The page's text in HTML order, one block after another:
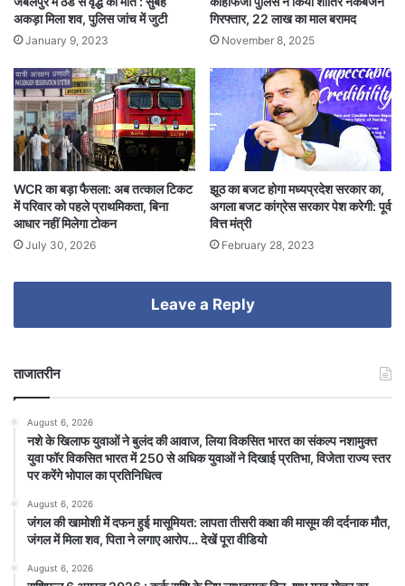
अकड़ा मिला शव, पुलिस जांच में जुटी
January 9, 2023
गिरफ्तार, 22 लाख का माल बरामद
November 8, 2025
WCR का बड़ा फैसला: अब तत्काल टिकट
में परिवार को पहले प्राथमिकता, बिना
आधार नहीं मिलेगा टोकन
July 30, 2026
झूठ का बजट होगा मध्यप्रदेश सरकार का,
अगला बजट कांग्रेस सरकार पेश करेगी: पूर्व
वित्त मंत्री
February 28, 2023
Leave a Reply
ताजातरीन
August 6, 2026
नशे के खिलाफ युवाओं ने बुलंद की आवाज, लिया विकसित भारत का संकल्प नशामुक्त
युवा फॉर विकसित भारत में 250 से अधिक युवाओं ने दिखाई प्रतिभा, विजेता राज्य स्तर
पर करेंगे भोपाल का प्रतिनिधित्व
August 6, 2026
जंगल की खामोशी में दफन हुई मासूमियत: लापता तीसरी कक्षा की मासूम की दर्दनाक मौत,
जंगल में मिला शव, पिता ने लगाए आरोप… देखें पूरा वीडियो
August 6, 2026